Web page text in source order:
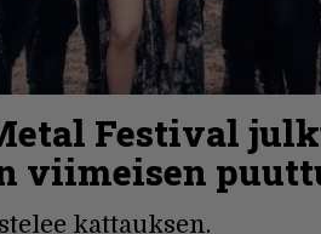
Festival
viimeisen
kattauksen.